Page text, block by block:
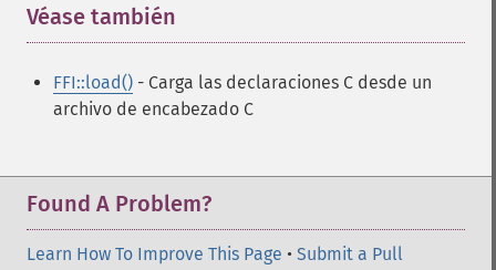
Véase también
FFI::load() - Carga las declaraciones C desde un
archivo de encabezado C
Found A Problem?
Learn How To Improve This Page • Submit a Pull